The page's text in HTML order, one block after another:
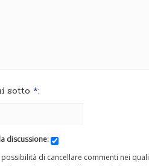
sotto *:
discussione:
di cancellare commenti nei